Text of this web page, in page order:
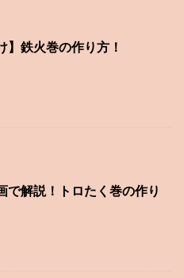
】鉄火巻の作り方！
で解説！トロたく巻の作り